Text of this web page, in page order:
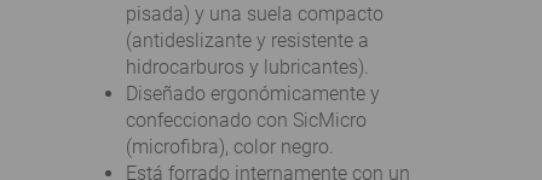
pisada) y una suela compacto
(antideslizante y resistente a
hidrocarburos y lubricantes).
Diseñado ergonómicamente y
confeccionado con SicMicro
(microfibra), color negro.
Está forrado internamente con un